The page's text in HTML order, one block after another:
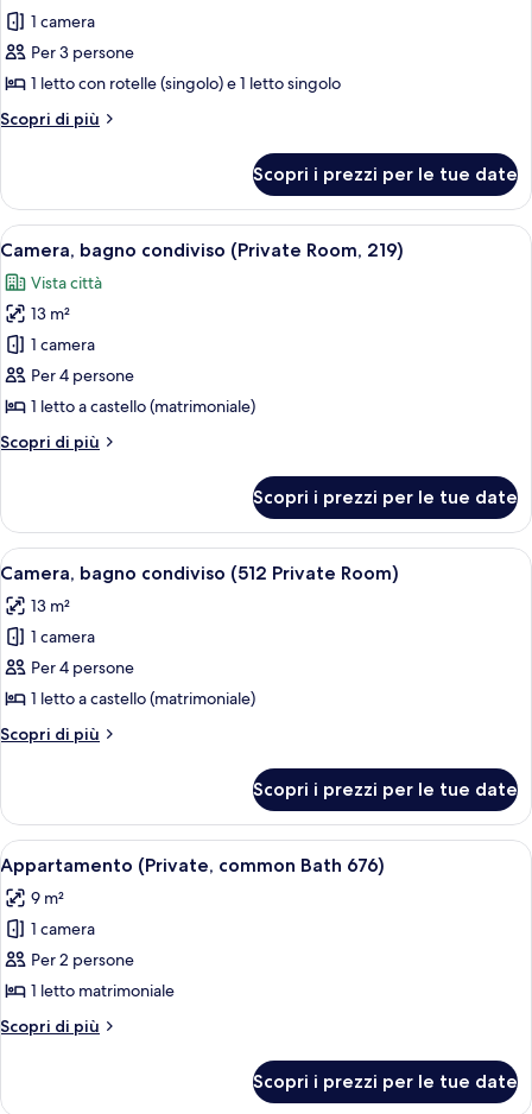
per
Camera,
bagno
(213
213)
1 camera
Per 3 persone
1 letto con rotelle (singolo) e 1 letto singolo
Scopri di più
Altri
bagno
condiviso
(213
Room,
213)
Scopri i prezzi per le tue date
Apri
tutte
le
foto
per
Camera,
bagno
(Private
Angolo cottura compatto con
1
Camera, bagno condiviso (Private Room, 219)
Vista città
13 m²
1 camera
Per 4 persone
1 letto a castello (matrimoniale)
Scopri di più
Altri
bagno
condiviso
(Private
219)
Scopri i prezzi per le tue date
Apri
tutte
le
foto
per
Camera,
bagno
condiviso
Private
Room)
Un letto a castello con biancheria
3
Camera, bagno condiviso (512 Private Room)
13 m²
1 camera
Per 4 persone
1 letto a castello (matrimoniale)
Scopri di più
Altri
bagno
condiviso
(512
Private
Room)
Scopri i prezzi per le tue date
Apri
tutte
le
foto
per
Appartamento
(Private,
common
676)
Una camera da letto con parete in
2
Appartamento (Private, common Bath 676)
9 m²
1 camera
Per 2 persone
1 letto matrimoniale
Scopri di più
Altri
Scopri i prezzi per le tue date